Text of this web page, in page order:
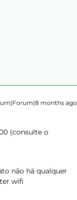
months ago
(consulte o
não há qualquer
wifi